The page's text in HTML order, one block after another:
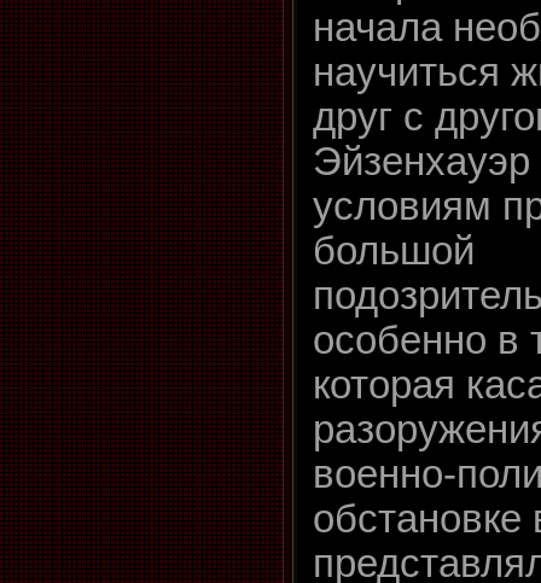
начала
научиться
друг с
Эйзенхауэр
условиям
большой
особенно в
которая
военно-
обстановке